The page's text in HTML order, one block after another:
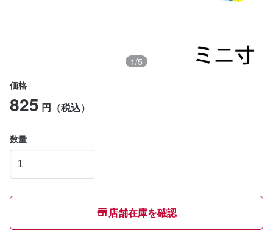
1/5
価格
825 円（税込）
数量
店舗在庫を確認